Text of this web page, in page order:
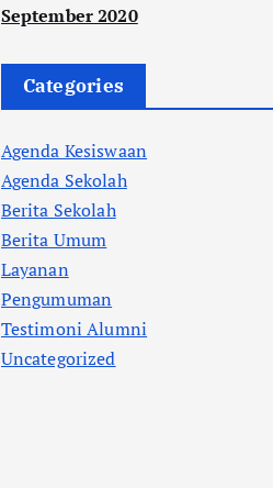
September 2020
Categories
Agenda Kesiswaan
Agenda Sekolah
Berita Sekolah
Berita Umum
Layanan
Pengumuman
Testimoni Alumni
Uncategorized